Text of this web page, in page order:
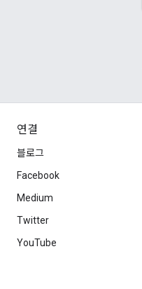
연결
블로그
Facebook
Medium
Twitter
YouTube